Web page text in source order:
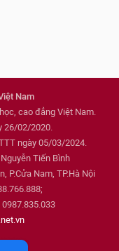
Nam
cao đẳng Việt Nam.
26/02/2020.
ngày 05/03/2024.
Nguyễn Tiến Bình
P.Cửa Nam, TP.Hà Nội